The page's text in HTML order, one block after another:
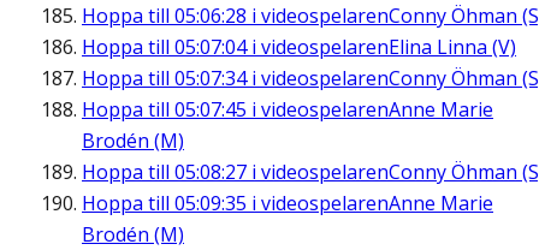
Hoppa till 05:06:28 i videospelarenConny Öhman
Hoppa till 05:07:04i videospelarenElina Linna (V)
Hoppa till 05:07:34i videospelarenConny Öhman
Hoppa till 05:07:45 i videospelarenAnne Marie
Brodén (M)
Hoppa till 05:08:27 i videospelarenConny Öhman
Hoppa till 05:09:35 i videospelarenAnne Marie
Brodén (M)